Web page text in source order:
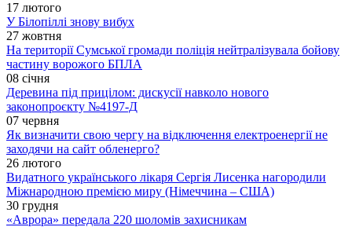
17 лютого
У Білопіллі знову вибух
27 жовтня
На території Сумської громади поліція нейтралізувала бойову
частину ворожого БПЛА
08 січня
Деревина під прицілом: дискусії навколо нового
законопроєкту №4197-Д
07 червня
Як визначити свою чергу на відключення електроенергії не
заходячи на сайт обленерго?
26 лютого
Видатного українського лікаря Сергія Лисенка нагородили
Міжнародною премією миру (Німеччина – США)
30 грудня
«Аврора» передала 220 шоломів захисникам